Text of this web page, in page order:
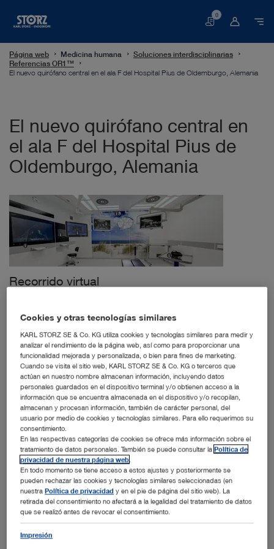
Cesta
0
Página web Medicina humana
Soluciones interdisciplinarias
Referencias OR1™
El nuevo quirófano central en el ala F del Hospital Pius de Oldemburgo, Alemania
El nuevo quirófano central en
el ala F del Hospital Pius de
Oldemburgo, Alemania
Recorrido virtual
Datos & Hechos
Salas
• 3 Quirófanos (2x 4K, 1x 4K/3D)
• 1 Sala híbrida
Productos
OR1 NEO®
SCENARA®
Placas digitales
IMAGE1 S™Rubina®
Unidad móvil
Cookies y otras tecnologías similares
KARL STORZ SE & Co. KG utiliza cookies y tecnologías similares para medir y
analizar el rendimiento de la página web, así como para proporcionar una
funcionalidad mejorada y personalizada, o bien para fines de marketing.
Cuando se visita el sitio web, KARL STORZ SE & Co. KG o terceros que
actúan en nuestro nombre almacenan información, incluyendo datos
personales guardados en el dispositivo terminal y/o obtienen acceso a la
información que se encuentra almacenada en el dispositivo y/o recopilan,
almacenan y procesan información, también de carácter personal, del
usuario por medio de cookies y tecnologías similares. Para ello requerimos su
consentimiento.
En las respectivas categorías de cookies se ofrece más información sobre el
tratamiento de datos personales. También se puede consultar laPolítica de
privacidad de nuestra página web
En todo momento se tiene acceso a estos ajustes y posteriormente se
pueden rechazar las cookies y tecnologías similares seleccionadas (en
nuestraPolítica de privacidad y en el pie de página del sitio web). La
retirada del consentimiento no afectará a la legalidad del tratamiento de datos
que se realizó antes de revocar el consentimiento.
Impresión